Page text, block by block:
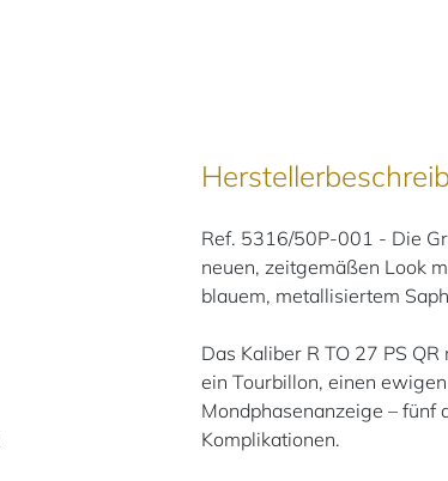
Ref. 5316/50P-001 - Die
neuen, zeitgemäßen Look
blauem, metallisiertem
Das Kaliber R TO 27 PS
ein Tourbillon, einen
Mondphasenanzeige – fünf
Komplikationen.